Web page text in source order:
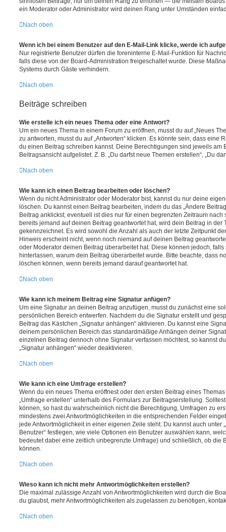
ein Moderator oder Administrator wird deinen Rang unter Umständen
Nach oben
Wenn ich bei einem Benutzer auf den E-Mail-Link klicke, werde ich
Nur registrierte Benutzer dürfen die foreninterne E-Mail-Funktion für
falls diese von der Board-Administration freigeschaltet wurde. Diese
Systems durch Gäste verhindern.
Nach oben
Beiträge schreiben
Wie erstelle ich ein neues Thema oder eine Antwort?
Um ein neues Thema in einem Forum zu eröffnen, musst du auf „Neues
zu antworten, musst du auf „Antworten“ klicken. Es könnte sein, dass eine
du einen Beitrag schreiben kannst. Deine Berechtigungen sind jeweils am
Beitragsansicht aufgelistet. Z. B. „Du darfst neue Themen erstellen“, „Du
Nach oben
Wie kann ich einen Beitrag bearbeiten oder löschen?
Wenn du nicht Administrator oder Moderator bist, kannst du nur deine
löschen. Du kannst einen Beitrag bearbeiten, indem du das „Ändere
Beitrag anklickst; eventuell ist dies nur für einen begrenzten Zeitraum
bereits jemand auf deinen Beitrag geantwortet hat, wird dein Beitrag in der
gekennzeichnet. Es wird sowohl die Anzahl als auch der letzte Zeitpunkt
Hinweis erscheint nicht, wenn noch niemand auf deinen Beitrag
oder Moderator deinen Beitrag überarbeitet hat. Diese können jedoch,
hinterlassen, warum dein Beitrag überarbeitet wurde. Bitte beachte, dass
löschen können, wenn bereits jemand darauf geantwortet hat.
Nach oben
Wie kann ich meinem Beitrag eine Signatur anfügen?
Um eine Signatur an deinen Beitrag anzufügen, musst du zunächst eine
persönlichen Bereich entwerfen. Nachdem du die Signatur erstellt und
Beitrag das Kästchen „Signatur anhängen“ aktivieren. Du kannst eine
deinem persönlichen Bereich das standardmäßige Anhängen deiner
einzelnen Beitrag dennoch ohne Signatur verfassen möchtest, so kannst
„Signatur anhängen“ wieder deaktivieren.
Nach oben
Wie kann ich eine Umfrage erstellen?
Wenn du ein neues Thema eröffnest oder den ersten Beitrag eines
„Umfrage erstellen“ unterhalb des Formulars zur Beitragserstellung.
können, so hast du wahrscheinlich nicht die Berechtigung, Umfragen zu
mindestens zwei Antwortmöglichkeiten in die entsprechenden Felder
jede Antwortmöglichkeit in einer eigenen Zeile steht. Du kannst auch unter
Benutzer“ festlegen, wie viele Optionen ein Benutzer auswählen kann,
bedeutet dabei eine zeitlich unbegrenzte Umfrage) und schließlich, ob die
können.
Nach oben
Wieso kann ich nicht mehr Antwortmöglichkeiten erstellen?
Die maximal zulässige Anzahl von Antwortmöglichkeiten wird durch die
du glaubst, mehr Antwortmöglichkeiten als zugelassen zu benötigen,
Nach oben